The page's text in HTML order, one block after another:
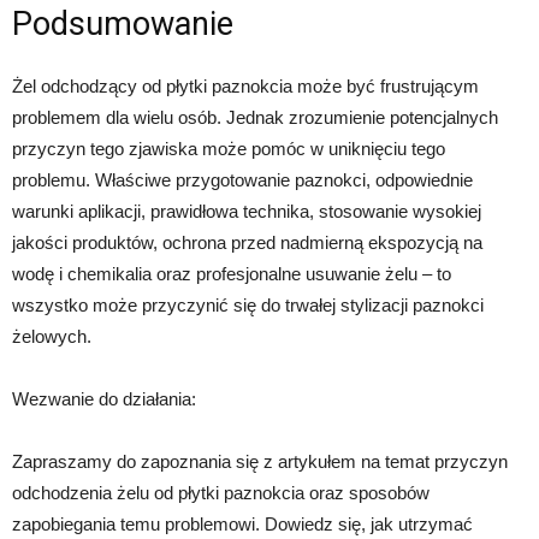
Podsumowanie
Żel odchodzący od płytki paznokcia może być frustrującym
problemem dla wielu osób. Jednak zrozumienie potencjalnych
przyczyn tego zjawiska może pomóc w uniknięciu tego
problemu. Właściwe przygotowanie paznokci, odpowiednie
warunki aplikacji, prawidłowa technika, stosowanie wysokiej
jakości produktów, ochrona przed nadmierną ekspozycją na
wodę i chemikalia oraz profesjonalne usuwanie żelu – to
wszystko może przyczynić się do trwałej stylizacji paznokci
żelowych.
Wezwanie do działania:
Zapraszamy do zapoznania się z artykułem na temat przyczyn
odchodzenia żelu od płytki paznokcia oraz sposobów
zapobiegania temu problemowi. Dowiedz się, jak utrzymać